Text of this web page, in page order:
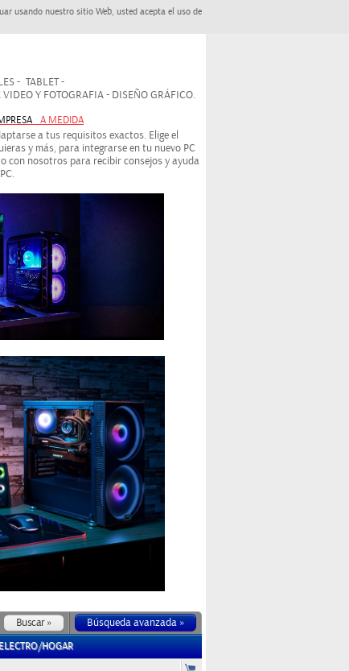
usando nuestro sitio Web, usted acepta el uso de
- TABLET -
Y FOTOGRAFIA - DISEÑO GRÁFICO.
A MEDIDA
a tus requisitos exactos. Elige el
y más, para integrarse en tu nuevo PC
con nosotros para recibir consejos y ayuda
Búsqueda avanzada »
HOGAR